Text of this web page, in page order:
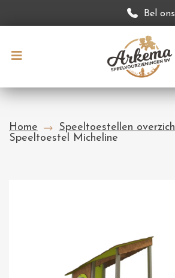
Bel ons
Home
Speeltoestellen
Speeltoestel Micheline